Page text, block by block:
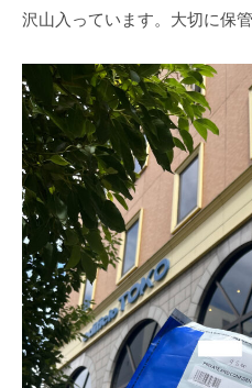
沢山入っています。大切に保